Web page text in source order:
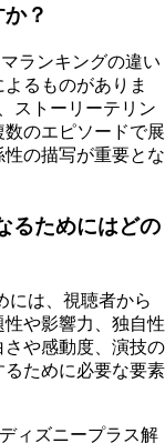
？
ランキングの違い
るものがありま
ストーリーテリン
のエピソードで展
の描写が重要とな
るためにはどの
には、視聴者から
や影響力、独自性
や感動度、演技の
ために必要な要素
ディズニープラス解